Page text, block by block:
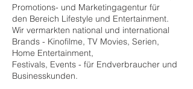
Promotions- und Marketingagentur für
den Bereich Lifestyle und Entertainment.
Wir vermarkten national und international
Brands - Kinofilme, TV Movies, Serien,
Home Entertainment,
Festivals, Events - für Endverbraucher und
Businesskunden.